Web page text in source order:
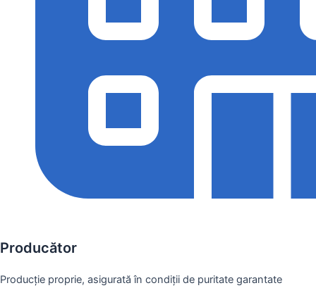
Producător
Producție proprie, asigurată în condiții de puritate garantate